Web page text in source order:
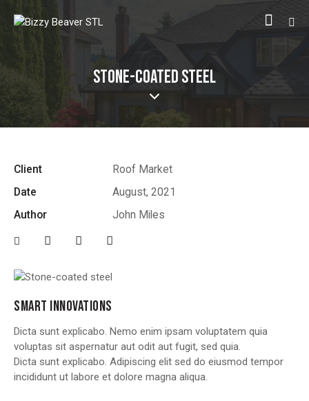
STONE-COATED STEEL
Client
Roof Market
Date
August, 2021
Author
John Miles
SMART INNOVATIONS
Dicta sunt explicabo. Nemo enim ipsam voluptatem quia
voluptas sit aspernatur aut odit aut fugit, sed quia.
Dicta sunt explicabo. Adipiscing elit sed do eiusmod tempor
incididunt ut labore et dolore magna aliqua.